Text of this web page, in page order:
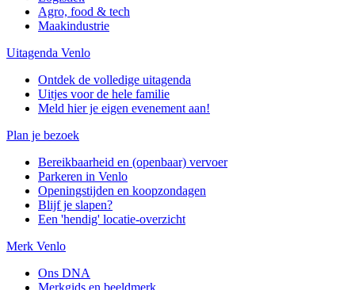
Agro, food & tech
Maakindustrie
Uitagenda Venlo
Ontdek de volledige uitagenda
Uitjes voor de hele familie
Meld hier je eigen evenement aan!
Plan je bezoek
Bereikbaarheid en (openbaar) vervoer
Parkeren in Venlo
Openingstijden en koopzondagen
Blijf je slapen?
Een 'hendig' locatie-overzicht
Merk Venlo
Ons DNA
Merkgids en beeldmerk